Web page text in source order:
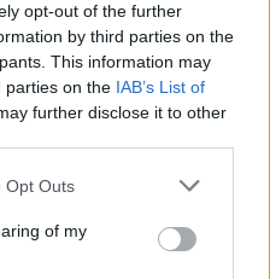
opt-out of the further
by third parties on the
This information may
parties on the IAB’s List of
further disclose it to other
Opt Outs
of my
um ponto de vantagem,
Gondifelos, pelo que de
3-6, em Mouquim.
fradelos
futebol